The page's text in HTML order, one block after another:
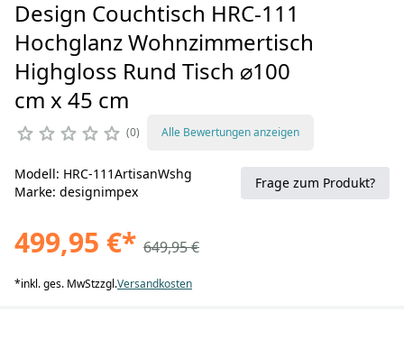
Design Couchtisch HRC-111
Hochglanz Wohnzimmertisch
Highgloss Rund Tisch ⌀100
cm x 45 cm
0 Alle Bewertungen anzeigen
Modell: HRC-111ArtisanWshg
Marke: designimpex
Frage zum Produkt?
499,95 €* 649,95 €
*inkl. ges. MwStzzgl.Versandkosten